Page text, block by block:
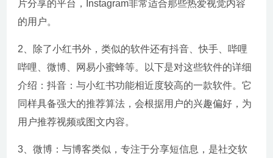
片分享的平台，Instagram非常适合那些热爱视觉内容
的用户。
2、除了小红书外，类似的软件还有抖音、快手、哔哩
哔哩、微博、网易小蜜蜂等。以下是对这些软件的详细
介绍：抖音：与小红书功能相近度较高的一款软件。它
同样具备强大的推荐算法，会根据用户的兴趣偏好，为
用户推荐视频或图文内容。
3、微博：与博客类似，专注于分享短信息，是社交软